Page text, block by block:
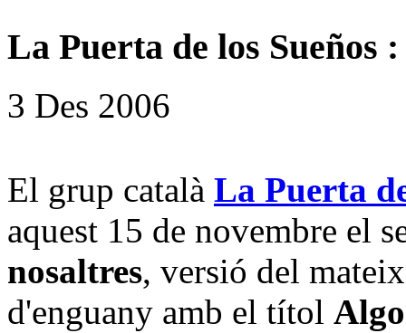
La Puerta de los Sueños
3 Des 2006
El grup català La Puerta
aquest 15 de novembre el
nosaltres, versió del
d'enguany amb el títol